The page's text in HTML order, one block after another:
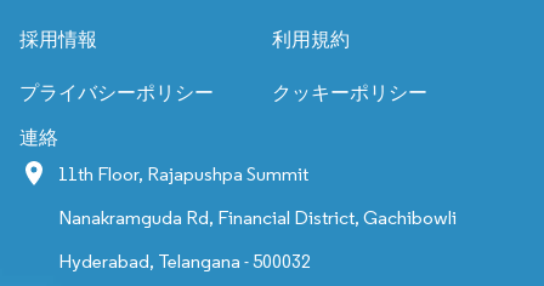
採用情報 利用規約
プライバシーポリシー クッキーポリシー
連絡
11th Floor, Rajapushpa Summit
Nanakramguda Rd, Financial District, Gachibowli
Hyderabad, Telangana - 500032